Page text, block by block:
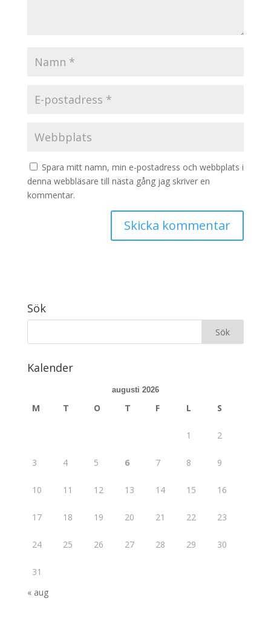
Spara mitt namn, min e-postadress och webbplats i
denna webbläsare till nästa gång jag skriver en
kommentar.
Sök
Kalender
augusti 2026
M T O T F L S
1 2
3 4 5 6 7 8 9
10 11 12 13 14 15 16
17 18 19 20 21 22 23
24 25 26 27 28 29 30
31
« aug